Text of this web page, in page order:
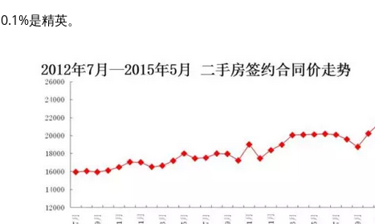
0.1%是精英。